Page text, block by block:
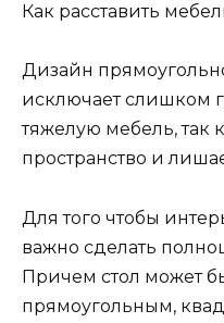
Как расставить
Дизайн
исключает слишком
тяжелую мебель, так
пространство и
Для того чтобы
важно сделать
Причем стол может
прямоугольным,